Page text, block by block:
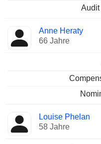
Audit
Anne Heraty
66 Jahre
Louise Phelan
58 Jahre